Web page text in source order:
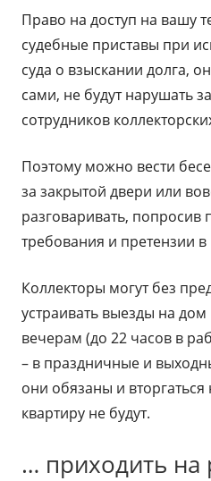
Право на доступ на вашу
судебные приставы при
суда о взыскании долга,
сами, не будут нарушать
сотрудников
Поэтому можно вести
за закрытой двери или
разговаривать, попросив
требования и претензии
Коллекторы могут без
устраивать выезды на
вечерам (до 22 часов в
– в праздничные и
они обязаны и
квартиру не будут.
… приходить на